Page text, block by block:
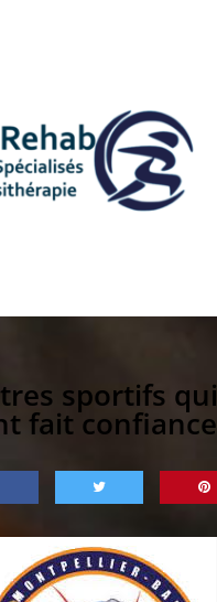
sportifs qui
fait confiance